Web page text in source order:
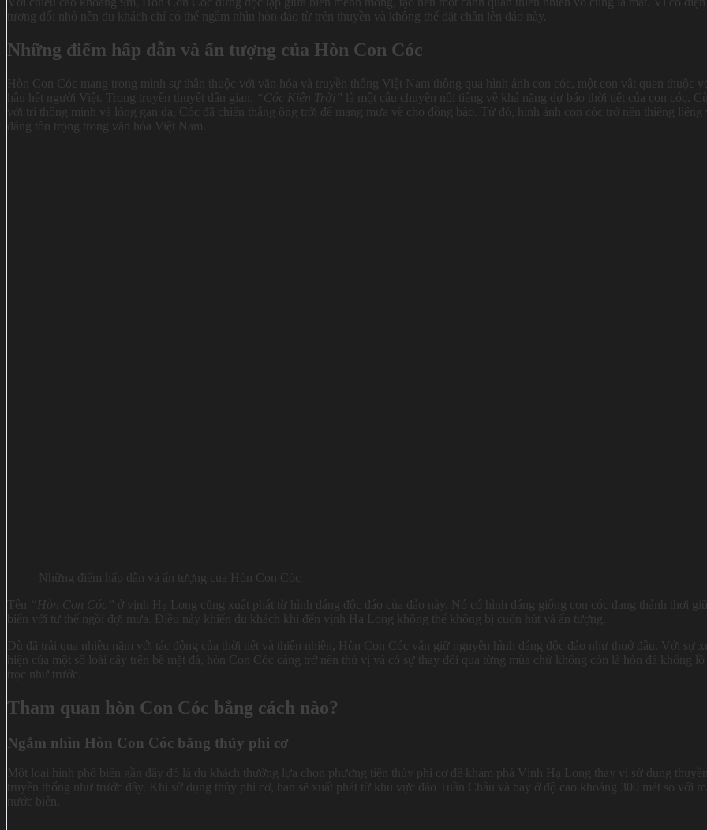
tương đối nhỏ nên du khách chỉ có thể ngắm nhìn hòn đảo từ trên thuyền và không thể đặt chân lên đảo này.
Những điểm hấp dẫn và ấn tượng của Hòn Con Cóc
Hòn Con Cóc mang trong mình sự thân thuộc với văn hóa và truyền thống Việt Nam thông qua hình ảnh con cóc, một con vật quen thuộc
hầu hết người Việt. Trong truyền thuyết dân gian,
“Cóc Kiện Trời” là một câu chuyện nổi tiếng về khả năng dự báo thời tiết của con cóc.
với trí thông minh và lòng gan dạ, Cóc đã chiến thắng ông trời để mang mưa về cho đồng bào. Từ đó, hình ảnh con cóc trở nên thiêng liêng
đáng tôn trọng trong văn hóa Việt Nam.
Những điểm hấp dẫn và ấn tượng của Hòn Con Cóc
Tên
“Hòn Con Cóc” ở vịnh Hạ Long cũng xuất phát từ hình dáng độc đáo của đảo này. Nó có hình dáng giống con cóc đang thảnh thơi
biển với tư thế ngồi đợi mưa. Điều này khiến du khách khi đến vịnh Hạ Long không thể không bị cuốn hút và ấn tượng.
Dù đã trải qua nhiều năm với tác động của thời tiết và thiên nhiên, Hòn Con Cóc vẫn giữ nguyên hình dáng độc đáo như thuở đầu. Với sự
hiện của một số loài cây trên bề mặt đá, hòn Con Cóc càng trở nên thú vị và có sự thay đổi qua từng mùa chứ không còn là hòn đá khổng
trọc như trước.
Tham quan hòn Con Cóc bằng cách nào?
Ngắm nhìn Hòn Con Cóc bằng thủy phi cơ
Một loại hình phổ biến gần đây đó là du khách thường lựa chọn phương tiện thủy phi cơ để khám phá Vịnh Hạ Long thay vì sử dụng
truyền thống như trước đây. Khi sử dụng thủy phi cơ, bạn sẽ xuất phát từ khu vực đảo Tuần Châu và bay ở độ cao khoảng 300 mét so với
nước biển.